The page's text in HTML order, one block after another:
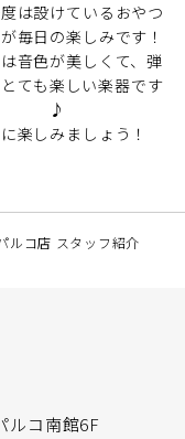
は設けているおやつ
毎日の楽しみです！
音色が美しくて、弾
ても楽しい楽器です
♪
楽しみましょう！
ルコ店 スタッフ紹介
ルコ南館6F